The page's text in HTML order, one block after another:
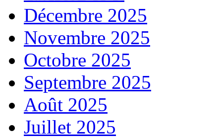
Décembre 2025
Novembre 2025
Octobre 2025
Septembre 2025
Août 2025
Juillet 2025